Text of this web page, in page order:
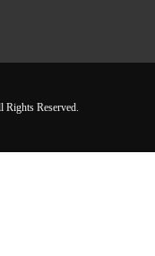
Reserved.